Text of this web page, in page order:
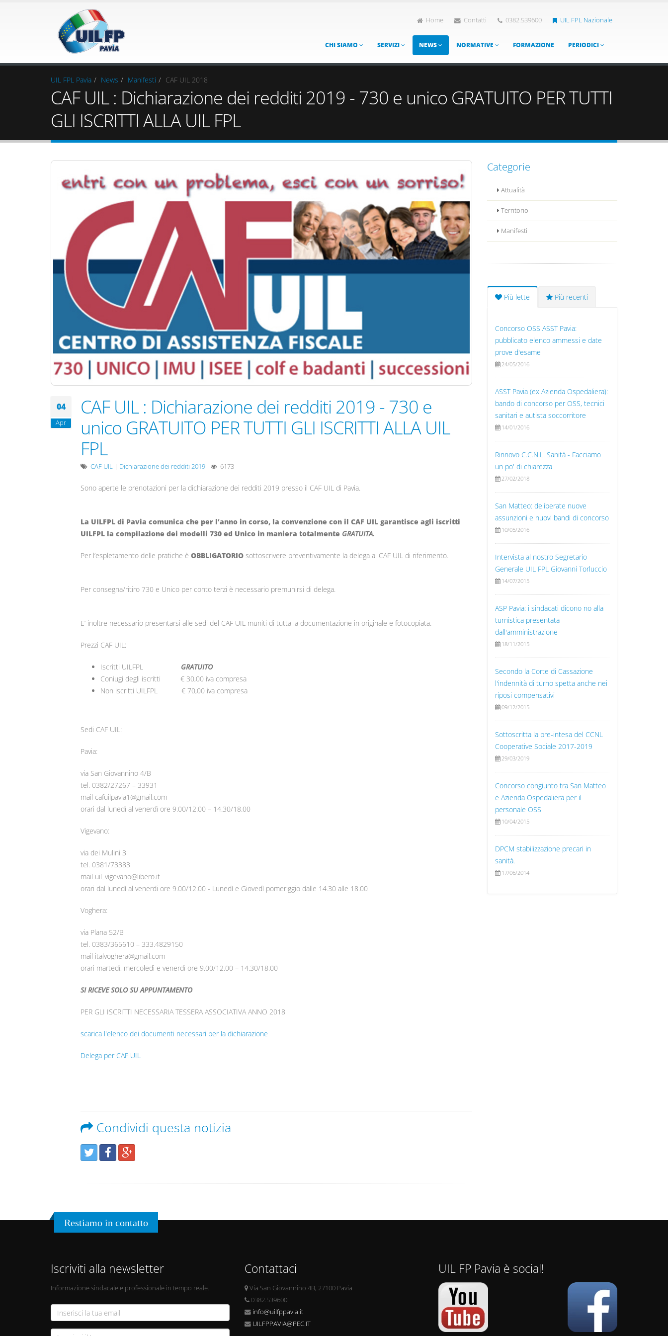
Home Contatti 0382.539600 UIL FPL Nazionale
CHI SIAMO SERVIZI NEWS NORMATIVE FORMAZIONE PERIODICI
UIL FPL Pavia News Manifesti CAF UIL 2018
CAF UIL : Dichiarazione dei redditi 2019 - 730 e unico GRATUITO PER TUTTI
GLI ISCRITTI ALLA UIL FPL
04
Apr
CAF UIL : Dichiarazione dei redditi 2019 - 730 e
unico GRATUITO PER TUTTI GLI ISCRITTI ALLA UIL
FPL
CAF UIL | Dichiarazione dei redditi 2019 6173
Sono aperte le prenotazioni per la dichiarazione dei redditi 2019 presso il CAF UIL di Pavia.
La UILFPL di Pavia comunica che per l’anno in corso, la convenzione con il CAF UIL garantisce agli iscritti
UILFPL la compilazione dei modelli 730 ed Unico in maniera totalmente GRATUITA.
Per l’espletamento delle pratiche è OBBLIGATORIO sottoscrivere preventivamente la delega al CAF UIL di riferimento.
Per consegna/ritiro 730 e Unico per conto terzi è necessario premunirsi di delega.
E’ inoltre necessario presentarsi alle sedi del CAF UIL muniti di tutta la documentazione in originale e fotocopiata.
Prezzi CAF UIL:
Iscritti UILFPL
GRATUITO
Coniugi degli iscritti € 30,00 iva compresa
Non iscritti UILFPL € 70,00 iva compresa
Sedi CAF UIL:
Pavia:
via San Giovannino 4/B
tel. 0382/27267 – 33931
mail cafuilpavia1@gmail.com
orari dal lunedì al venerdì ore 9.00/12.00 – 14.30/18.00
Vigevano:
via dei Mulini 3
tel. 0381/73383
mail uil_vigevano@libero.it
orari dal lunedì al venerdi ore 9.00/12.00 - Lunedì e Giovedì pomeriggio dalle 14.30 alle 18.00
Voghera:
via Plana 52/B
tel. 0383/365610 – 333.4829150
mail italvoghera@gmail.com
orari martedì, mercoledì e venerdì ore 9.00/12.00 – 14.30/18.00
SI RICEVE SOLO SU APPUNTAMENTO
PER GLI ISCRITTI NECESSARIA TESSERA ASSOCIATIVA ANNO 2018
scarica l'elenco dei documenti necessari per la dichiarazione
Delega per CAF UIL
Condividi questa notizia
Categorie
Attualità
Territorio
Manifesti
Più lette Più recenti
Concorso OSS ASST Pavia:
pubblicato elenco ammessi e date
prove d'esame
24/05/2016
ASST Pavia (ex Azienda Ospedaliera):
bando di concorso per OSS, tecnici
sanitari e autista soccorritore
14/01/2016
Rinnovo C.C.N.L. Sanità - Facciamo
un po' di chiarezza
27/02/2018
San Matteo: deliberate nuove
assunzioni e nuovi bandi di concorso
10/05/2016
Intervista al nostro Segretario
Generale UIL FPL Giovanni Torluccio
14/07/2015
ASP Pavia: i sindacati dicono no alla
turnistica presentata
dall'amministrazione
18/11/2015
Secondo la Corte di Cassazione
l'indennità di turno spetta anche nei
riposi compensativi
09/12/2015
Sottoscritta la pre-intesa del CCNL
Cooperative Sociale 2017-2019
29/03/2019
Concorso congiunto tra San Matteo
e Azienda Ospedaliera per il
personale OSS
10/04/2015
DPCM stabilizzazione precari in
sanità.
17/06/2014
Restiamo in contatto
Iscriviti alla newsletter
Informazione sindacale e professionale in tempo reale.
Contattaci
Via San Giovannino 4B, 27100 Pavia
0382.539600
info@uilfppavia.it
UILFPPAVIA@PEC.IT
UIL FP Pavia è social!